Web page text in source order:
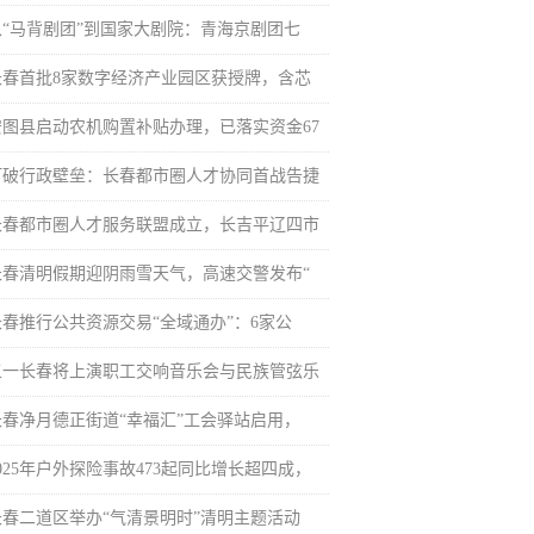
马背剧团”到国家大剧院：青海京剧团七
首批8家数字经济产业园区获授牌，含芯
县启动农机购置补贴办理，已落实资金67
行政壁垒：长春都市圈人才协同首战告捷
都市圈人才服务联盟成立，长吉平辽四市
清明假期迎阴雨雪天气，高速交警发布“
推行公共资源交易“全域通办”：6家公
长春将上演职工交响音乐会与民族管弦乐
净月德正街道“幸福汇”工会驿站启用，
年户外探险事故473起同比增长超四成，
二道区举办“气清景明时”清明主题活动